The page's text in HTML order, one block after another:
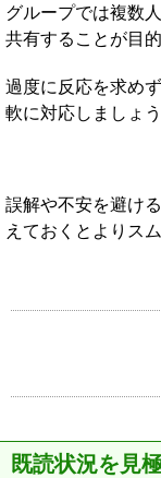
グループでは複数
共有することが目的
過度に反応を求め
軟に対応しましょう
誤解や不安を避け
えておくとよりス
既読状況を見